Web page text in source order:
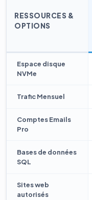
RESSOURCES &
OPTIONS
Espace disque
NVMe
Trafic Mensuel
Comptes Emails
Pro
Bases de données
SQL
Sites web
autorisés